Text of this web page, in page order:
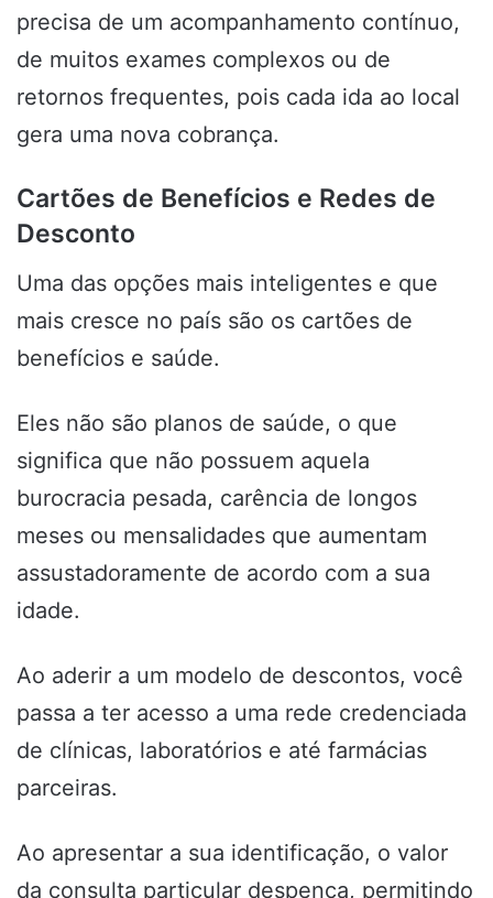
precisa de um acompanhamento contínuo,
de muitos exames complexos ou de
retornos frequentes, pois cada ida ao local
gera uma nova cobrança.
Cartões de Benefícios e Redes de
Desconto
Uma das opções mais inteligentes e que
mais cresce no país são os cartões de
benefícios e saúde.
Eles não são planos de saúde, o que
significa que não possuem aquela
burocracia pesada, carência de longos
meses ou mensalidades que aumentam
assustadoramente de acordo com a sua
idade.
Ao aderir a um modelo de descontos, você
passa a ter acesso a uma rede credenciada
de clínicas, laboratórios e até farmácias
parceiras.
Ao apresentar a sua identificação, o valor
da consulta particular despenca, permitindo